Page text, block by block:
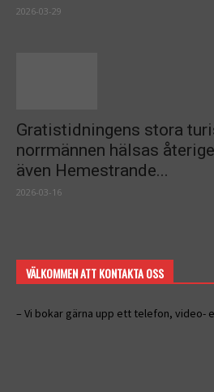
2026-03-29
Gratistidningens stora
norrmännen hälsas
även Hemestrande...
2026-03-16
VÄLKOMMEN ATT KONTAKTA OSS
– Vi bokar gärna upp ett telefon, video-